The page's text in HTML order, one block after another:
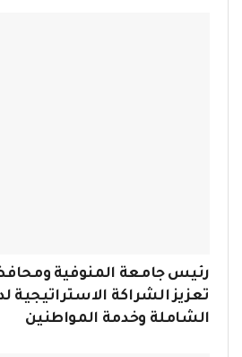
رئيس جامعة المنوفية
تعزيز الشراكة الاستراتيجية
الشاملة وخدمة المواطنين